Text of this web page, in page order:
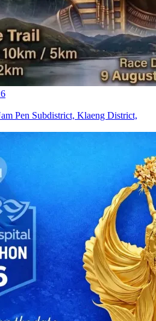
Pen Subdistrict, Klaeng District,